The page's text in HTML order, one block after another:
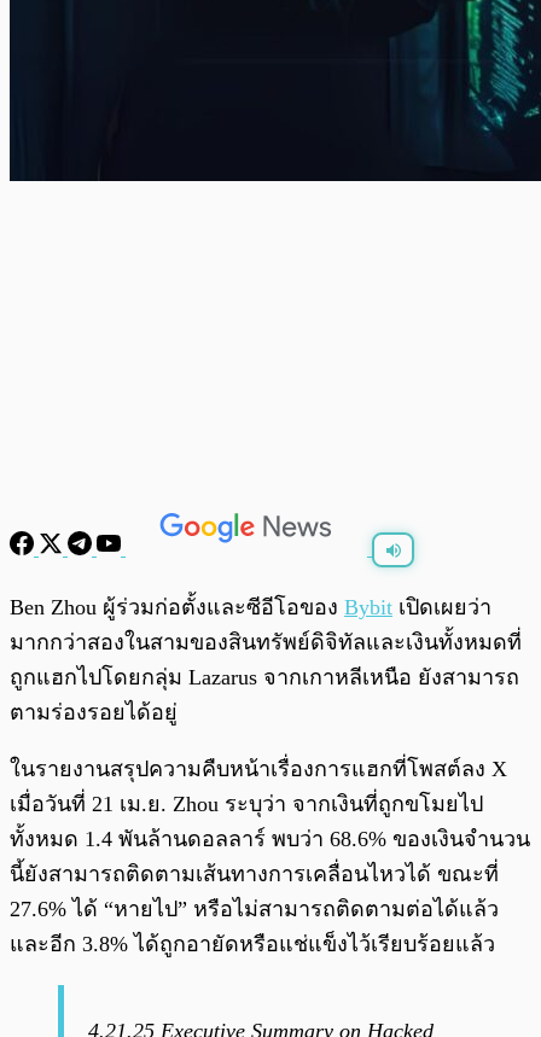
พร้อมเล่น 0:00 0:00
Ben Zhou ผู้ร่วมก่อตั้งและซีอีโอของ Bybit เปิดเผยว่า
มากกว่าสองในสามของสินทรัพย์ดิจิทัลและเงินทั้งหมดที่
ถูกแฮกไปโดยกลุ่ม Lazarus จากเกาหลีเหนือ ยังสามารถ
ตามร่องรอยได้อยู่
ในรายงานสรุปความคืบหน้าเรื่องการแฮกที่โพสต์ลง X
เมื่อวันที่ 21 เม.ย. Zhou ระบุว่า จากเงินที่ถูกขโมยไป
ทั้งหมด 1.4 พันล้านดอลลาร์ พบว่า 68.6% ของเงินจำนวน
นี้ยังสามารถติดตามเส้นทางการเคลื่อนไหวได้ ขณะที่
27.6% ได้ “หายไป” หรือไม่สามารถติดตามต่อได้แล้ว
และอีก 3.8% ได้ถูกอายัดหรือแช่แข็งไว้เรียบร้อยแล้ว
4.21.25 Executive Summary on Hacked